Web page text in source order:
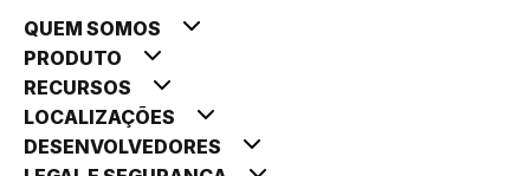
QUEM SOMOS
PRODUTO
RECURSOS
LOCALIZAÇÕES
DESENVOLVEDORES